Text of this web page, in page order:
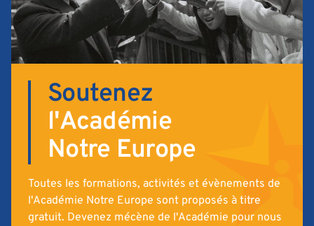
Soutenez
l'Académie
Notre Europe
Toutes les formations, activités et évènements de
l'Académie Notre Europe sont proposés à titre
gratuit. Devenez mécène de l'Académie pour nous